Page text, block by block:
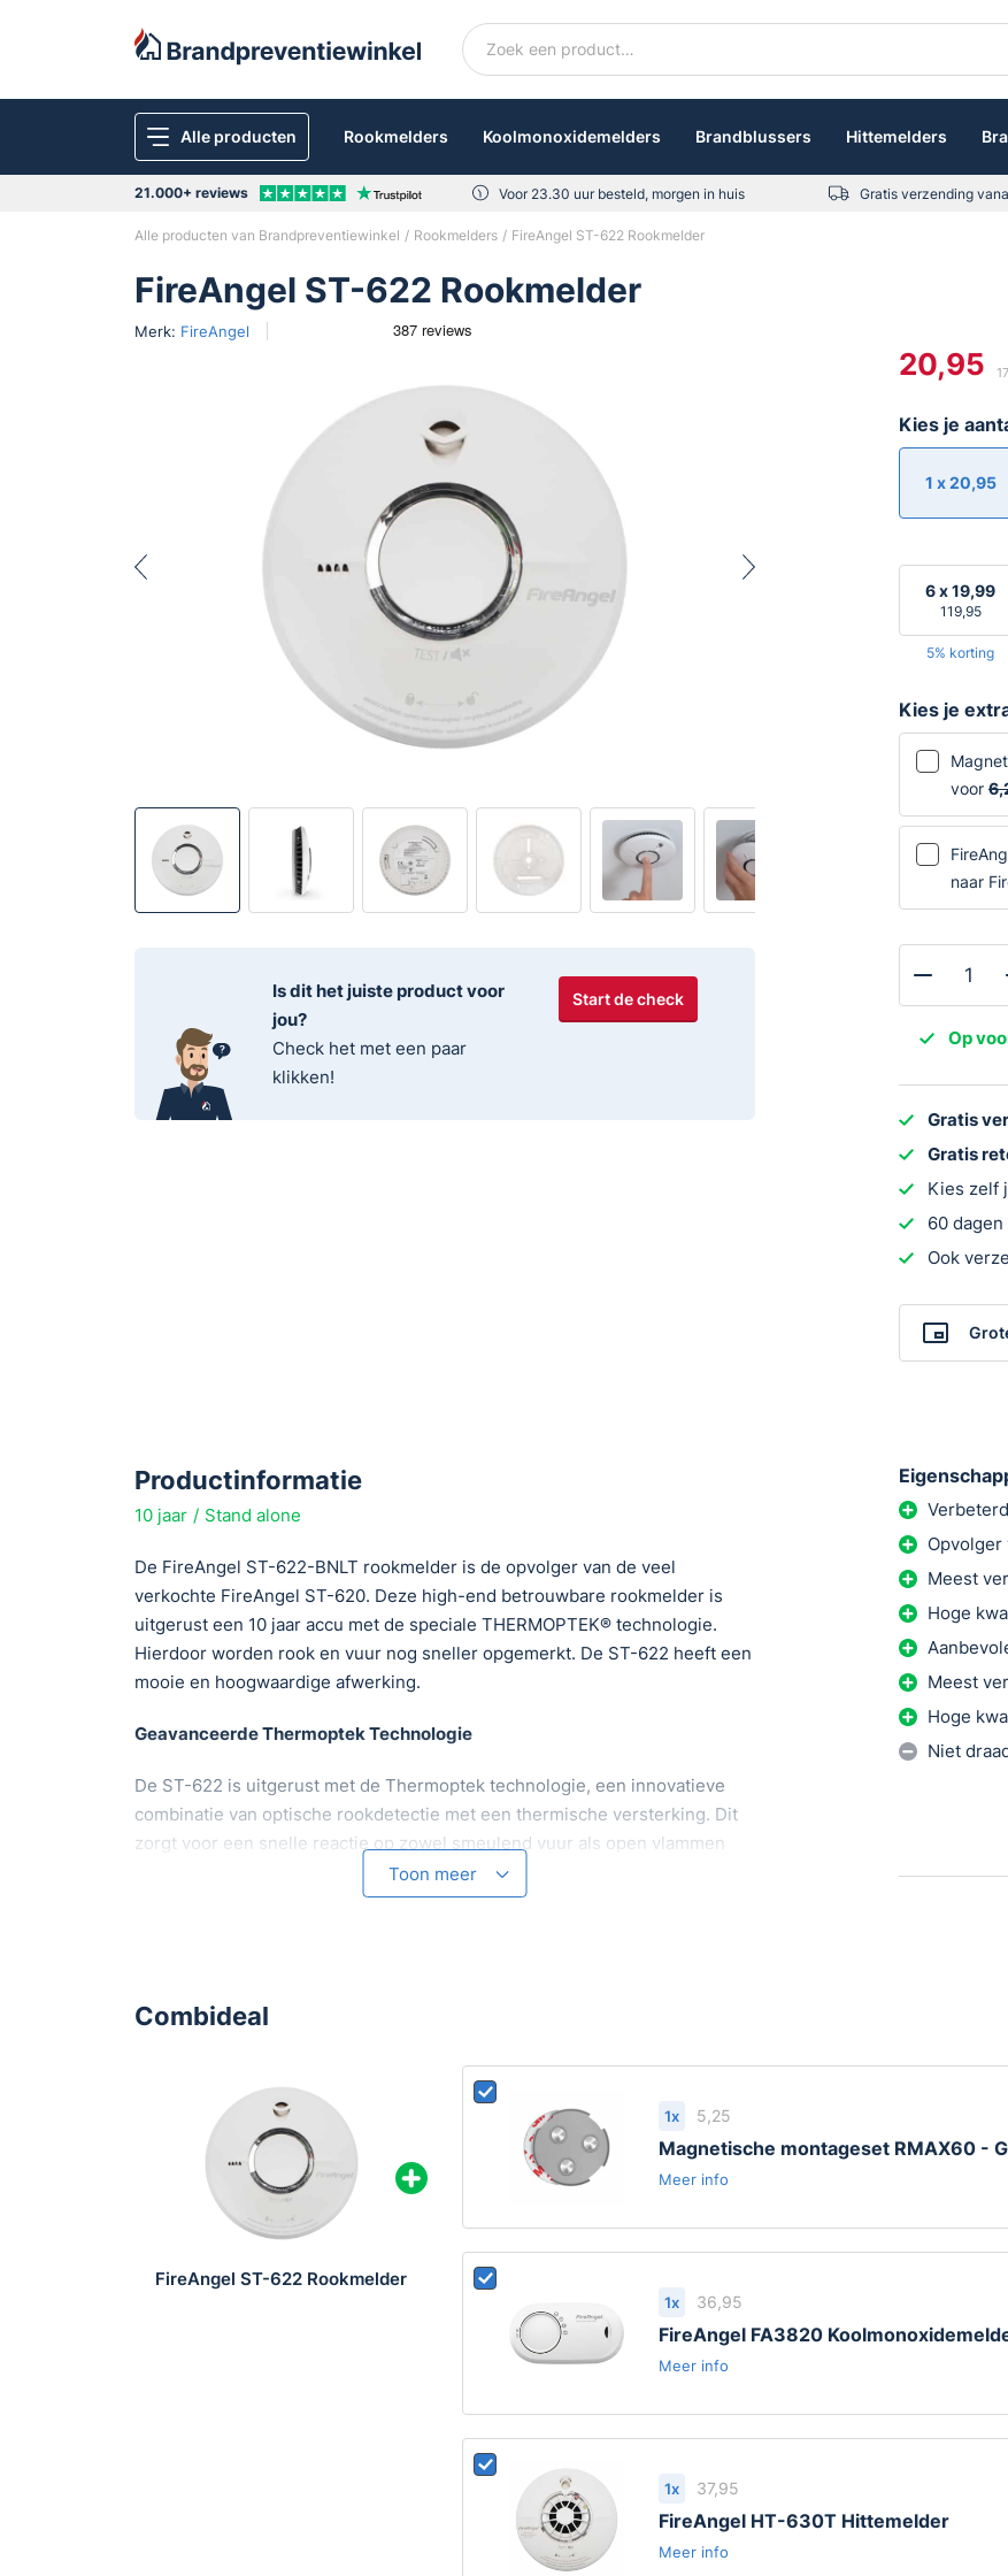
Alle producten Rookmelders Koolmonoxidemelders Brandblussers Hittemelders
21.000+ reviews Voor 23.30 uur besteld, morgen in huis Gratis verzending
Alle producten van Brandpreventiewinkel Rookmelders FireAngel ST-622 Rookmelder
FireAngel ST-622 Rookmelder
Merk: FireAngel
Is dit het juiste product voor
jou?
Check het met een paar
klikken!
Start de check
20,95
Kies je
1 x20,95
6 x19,99
119,95
5% korting
Kies je
voor
naar
FireAngel
622
Op
Gratis
Gratis
Kies zelf
60
Ook
Productinformatie
10 jaar Stand alone
De FireAngel ST-622-BNLT rookmelder is de opvolger van de veel
verkochte FireAngel ST-620. Deze high-end betrouwbare rookmelder is
uitgerust een 10 jaar accu met de speciale THERMOPTEK® technologie.
Hierdoor worden rook en vuur nog sneller opgemerkt. De ST-622 heeft een
mooie en hoogwaardige afwerking.
Geavanceerde Thermoptek Technologie
De ST-622 is uitgerust met de Thermoptek technologie, een innovatieve
combinatie van optische rookdetectie met een thermische versterking. Dit
zorgt voor een snelle reactie op zowel smeulend vuur als open vlammen
met een verminderde kans op valse alarmen.
jaar. De ingebouwde lithium batterij garandeert 10 jaar lang van zorgeloze
bescherming, zonder de noodzaak voor vervanging van de batterij.
Slimme montage en design
Het slanke, compacte design maakt het mogelijk de rookmelder discreet te
integreren in elk interieur. Met de ‘Smart Silence’ functie kunt u het alarm
tijdelijk dempen, mocht het onverhoopt toch afgaan bij bijvoorbeeld
kookdampen.
Eenvoudige Installatie
Installatie is een fluitje van een cent met de meegeleverde ‘Push2Fit’
basisplaat. Geen ingewikkelde bedrading; u klikt de melder eenvoudig op
Thermoptek technologie voor snelle detectie
Toon meer
Opvolger
Meest
Hoge
Meest
Hoge
Niet
Combideal
FireAngel ST-622 Rookmelder
1x 5,25
Magnetische montageset RMAX60 -
Meer info
1x 36,95
FireAngel FA3820
Meer info
1x 37,95
FireAngel HT-630T Hittemelder
Meer info